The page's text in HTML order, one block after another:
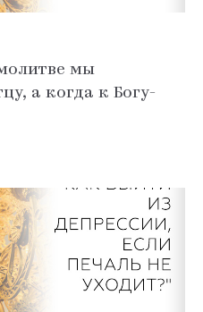
мы
а когда к Богу-